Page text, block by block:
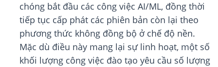
chóng bắt đầu các công việc AI/ML, đồng thời
tiếp tục cấp phát các phiên bản còn lại theo
phương thức không đồng bộ ở chế độ nền.
Mặc dù điều này mang lại sự linh hoạt, một số
khối lượng công việc đào tạo yêu cầu số lượng